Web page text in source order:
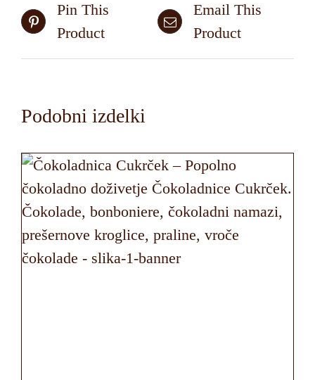
Pin This
Product
Email This
Product
Podobni izdelki